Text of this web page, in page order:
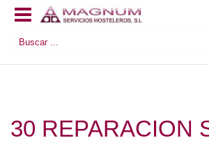
30 REPARACION